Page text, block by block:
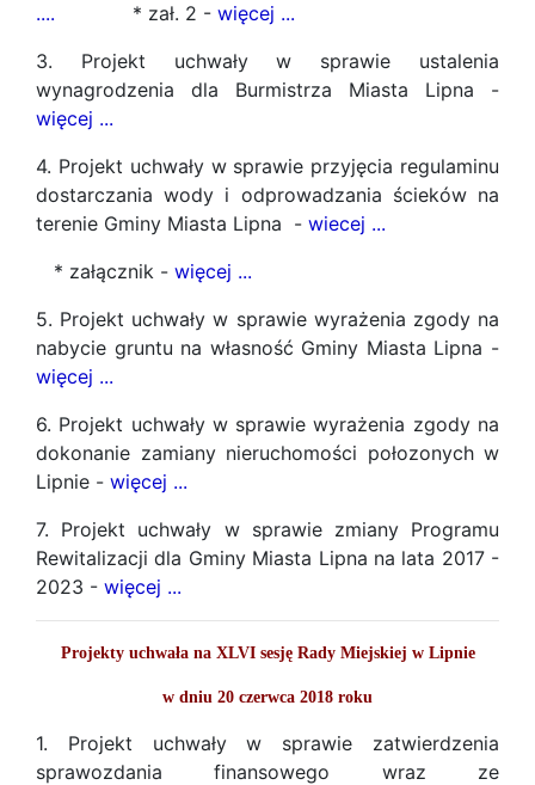
....
* zał. 2 - więcej ...
3. Projekt uchwały w sprawie ustalenia
wynagrodzenia dla Burmistrza Miasta Lipna -
więcej ...
4. Projekt uchwały w sprawie przyjęcia regulaminu
dostarczania wody i odprowadzania ścieków na
terenie Gminy Miasta Lipna - wiecej ...
* załącznik - więcej ...
5. Projekt uchwały w sprawie wyrażenia zgody na
nabycie gruntu na własność Gminy Miasta Lipna -
więcej ...
6. Projekt uchwały w sprawie wyrażenia zgody na
dokonanie zamiany nieruchomości połozonych w
Lipnie - więcej ...
7. Projekt uchwały w sprawie zmiany Programu
Rewitalizacji dla Gminy Miasta Lipna na lata 2017 -
2023 - więcej ...
Projekty uchwała na XLVI sesję Rady Miejskiej w Lipnie
w dniu 20 czerwca 2018 roku
1. Projekt uchwały w sprawie zatwierdzenia
sprawozdania finansowego wraz ze